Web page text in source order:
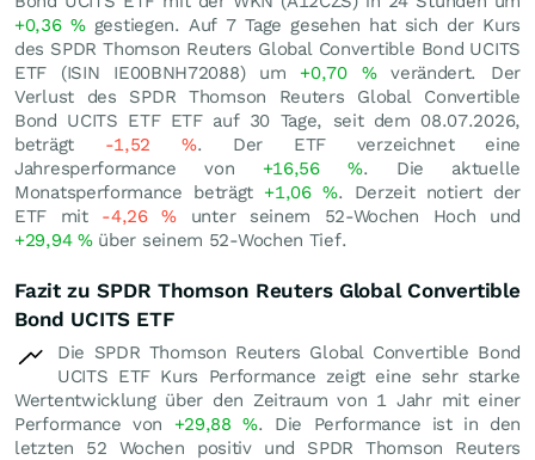
+0,36 %gestiegen. Auf 7 Tage gesehen hat sich der Kurs
des SPDR Thomson Reuters Global Convertible Bond UCITS
ETF (ISIN IE00BNH72088) um +0,70 %verändert. Der
Verlust des SPDR Thomson Reuters Global Convertible
Bond UCITS ETF ETF auf 30 Tage, seit dem 08.07.2026,
beträgt -1,52 %. Der ETF verzeichnet eine
Jahresperformance von +16,56%. Die aktuelle
Monatsperformance beträgt +1,06 %. Derzeit notiert der
ETF mit -4,26% unter seinem 52-Wochen Hoch und
+29,94 %über seinem 52-Wochen Tief.
Fazit zu SPDR Thomson Reuters Global Convertible
Bond UCITS ETF
Die SPDR Thomson Reuters Global Convertible Bond
UCITS ETF Kurs Performance zeigt eine sehr starke
Wertentwicklung über den Zeitraum von 1 Jahr mit einer
Performance von +29,88%. Die Performance ist in den
letzten 52 Wochen positiv und SPDR Thomson Reuters